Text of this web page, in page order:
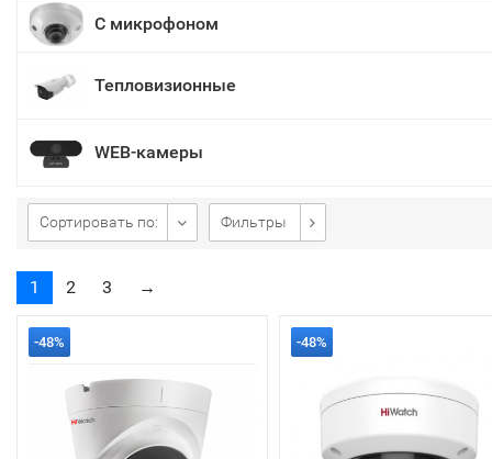
С микрофоном
Тепловизионные
WEB-камеры
Сортировать по: Фильтры
1 2 3 →
-48% -48%